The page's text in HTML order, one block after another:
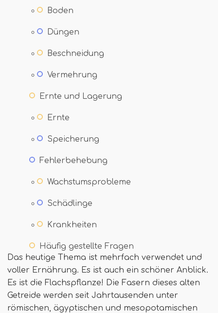
Boden
Düngen
Beschneidung
Vermehrung
Ernte und Lagerung
Ernte
Speicherung
Fehlerbehebung
Wachstumsprobleme
Schädlinge
Krankheiten
Häufig gestellte Fragen
Das heutige Thema ist mehrfach verwendet und
voller Ernährung. Es ist auch ein schöner Anblick.
Es ist die Flachspflanze! Die Fasern dieses alten
Getreide werden seit Jahrtausenden unter
römischen, ägyptischen und mesopotamischen